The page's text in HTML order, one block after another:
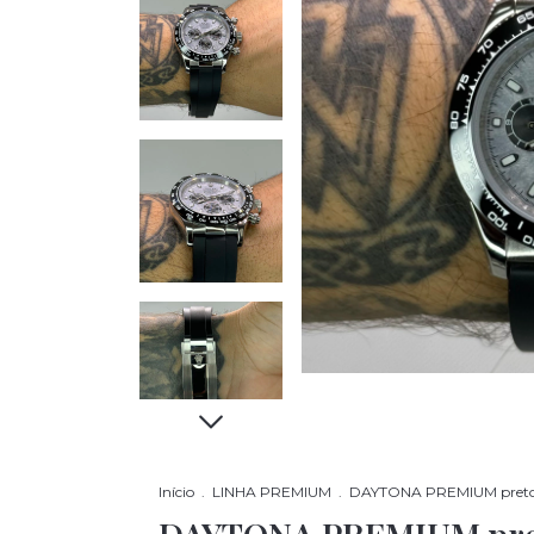
Início . LINHA PREMIUM . DAYTONA PREMIUM